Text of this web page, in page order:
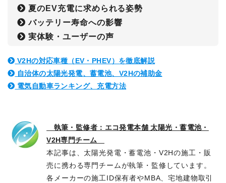
夏のEV充電に求められる姿勢
バッテリー寿命への影響
実体験・ユーザーの声
V2Hの対応車種（EV・PHEV）を徹底解説
自治体の太陽光発電、蓄電池、V2Hの補助金
電気自動車ランキング、充電方法
執筆・監修者：エコ発電本舗 太陽光・蓄電池・
V2H専門チーム
本記事は、太陽光発電・蓄電池・V2Hの施工・販
売に携わる専門チームが執筆・監修しています。
各メーカーの施工ID保有者やMBA、宅地建物取引